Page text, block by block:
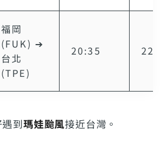
福岡
(FUK) ➔
台北
(TPE)
20:35
到瑪娃颱風接近台灣。